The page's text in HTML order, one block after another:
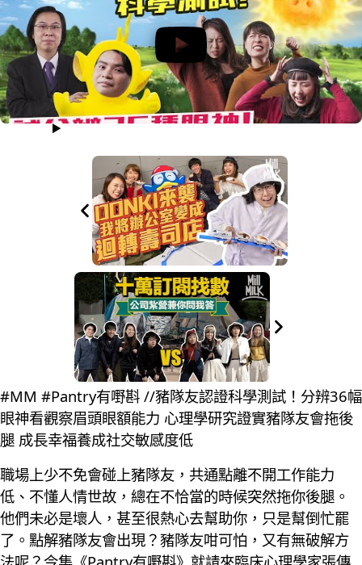
#MM #Pantry有嘢斟 //豬隊友認證科學測試！分辨36幅
眼神看觀察眉頭眼額能力 心理學研究證實豬隊友會拖後
腿 成長幸福養成社交敏感度低
職場上少不免會碰上豬隊友，共通點離不開工作能力
低、不懂人情世故，總在不恰當的時候突然拖你後腿。
他們未必是壞人，甚至很熱心去幫助你，只是幫倒忙罷
了。點解豬隊友會出現？豬隊友咁可怕，又有無破解方